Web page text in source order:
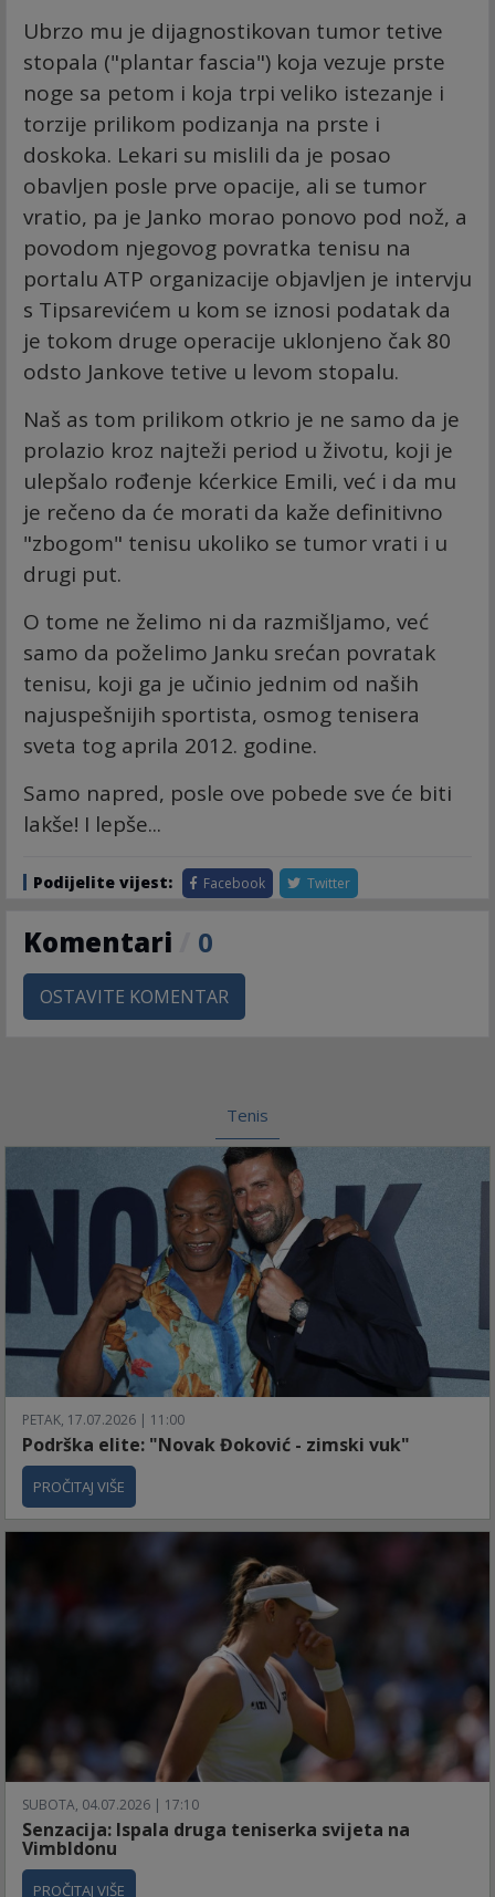
Ubrzo mu je dijagnostikovan tumor tetive
stopala ("plantar fascia") koja vezuje prste
noge sa petom i koja trpi veliko istezanje i
torzije prilikom podizanja na prste i
doskoka. Lekari su mislili da je posao
obavljen posle prve opacije, ali se tumor
vratio, pa je Janko morao ponovo pod nož, a
povodom njegovog povratka tenisu na
portalu ATP organizacije objavljen je intervju
s Tipsarevićem u kom se iznosi podatak da
je tokom druge operacije uklonjeno čak 80
odsto Jankove tetive u levom stopalu.
Naš as tom prilikom otkrio je ne samo da je
prolazio kroz najteži period u životu, koji je
ulepšalo rođenje kćerkice Emili, već i da mu
je rečeno da će morati da kaže definitivno
"zbogom" tenisu ukoliko se tumor vrati i u
drugi put.
O tome ne želimo ni da razmišljamo, već
samo da poželimo Janku srećan povratak
tenisu, koji ga je učinio jednim od naših
najuspešnijih sportista, osmog tenisera
sveta tog aprila 2012. godine.
Samo napred, posle ove pobede sve će biti
lakše! I lepše...
Podijelite vijest: Facebook Twitter
Komentari 0
OSTAVITE KOMENTAR
Tenis
PETAK, 17.07.2026 | 11:00
Podrška elite: "Novak Đoković - zimski vuk"
PROČITAJ VIŠE
SUBOTA, 04.07.2026 | 17:10
Senzacija: Ispala druga teniserka svijeta na
Vimbldonu
PROČITAJ VIŠE